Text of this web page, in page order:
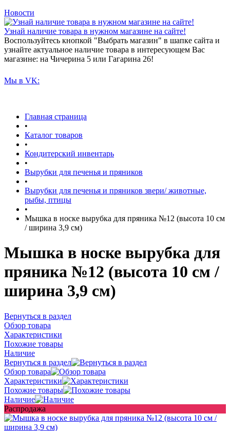
Новости
Узнай наличие товара в нужном магазине на сайте!
Воспользуйтесь кнопкой "Выбрать магазин" в шапке сайта и
узнайте актуальное наличие товара в интересующем Вас
магазине: на Чичерина 5 или Гагарина 26!
Мы в VK:
Главная страница
•
Каталог товаров
•
Кондитерский инвентарь
•
Вырубки для печенья и пряников
•
Вырубки для печенья и пряников звери/ животные,
рыбы, птицы
•
Мышка в носке вырубка для пряника №12 (высота 10 см
/ ширина 3,9 см)
Мышка в носке вырубка для
пряника №12 (высота 10 см /
ширина 3,9 см)
Вернуться в раздел
Обзор товара
Характеристики
Похожие товары
Наличие
Вернуться в раздел
Обзор товара
Характеристики
Похожие товары
Наличие
Распродажа